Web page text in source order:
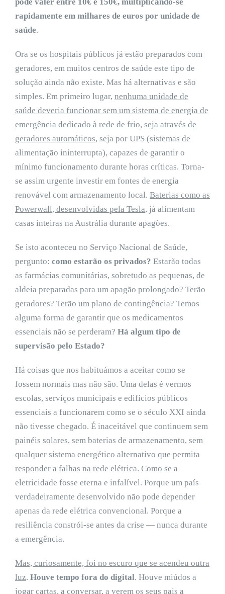
rapidamente em milhares de euros por unidade de
saúde.
Ora se os hospitais públicos já estão preparados com
geradores, em muitos centros de saúde este tipo de
solução ainda não existe. Mas há alternativas e são
simples. Em primeiro lugar, nenhuma unidade de
saúde deveria funcionar sem um sistema de energia de
emergência dedicado à rede de frio, seja através de
geradores automáticos, seja por UPS (sistemas de
alimentação ininterrupta), capazes de garantir o
mínimo funcionamento durante horas críticas. Torna-
se assim urgente investir em fontes de energia
renovável com armazenamento local. Baterias como as
Powerwall, desenvolvidas pela Tesla, já alimentam
casas inteiras na Austrália durante apagões.
Se isto aconteceu no Serviço Nacional de Saúde,
pergunto: como estarão os privados? Estarão todas
as farmácias comunitárias, sobretudo as pequenas, de
aldeia preparadas para um apagão prolongado? Terão
geradores? Terão um plano de contingência? Temos
alguma forma de garantir que os medicamentos
essenciais não se perderam? Há algum tipo de
supervisão pelo Estado?
Há coisas que nos habituámos a aceitar como se
fossem normais mas não são. Uma delas é vermos
escolas, serviços municipais e edifícios públicos
essenciais a funcionarem como se o século XXI ainda
não tivesse chegado. É inaceitável que continuem sem
painéis solares, sem baterias de armazenamento, sem
qualquer sistema energético alternativo que permita
responder a falhas na rede elétrica. Como se a
eletricidade fosse eterna e infalível. Porque um país
verdadeiramente desenvolvido não pode depender
apenas da rede elétrica convencional. Porque a
resiliência constrói-se antes da crise — nunca durante
a emergência.
Mas, curiosamente, foi no escuro que se acendeu outra
luz. Houve tempo fora do digital. Houve miúdos a
jogar cartas, a conversar, a verem os seus pais a